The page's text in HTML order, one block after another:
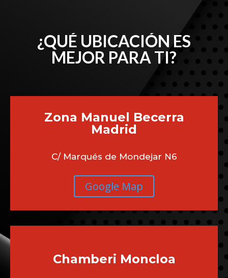
¿QUÉ UBICACIÓN ES
MEJOR PARA TI?
Zona Manuel Becerra
Madrid
C/ Marqués de Mondejar N6
Google Map
Chamberi Moncloa